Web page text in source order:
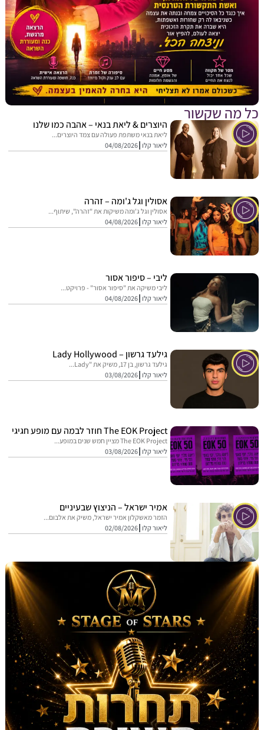
שקשור
היוצרים & ליאת בנאי – אהבה כמו שלנו
ליאת בנאי משתפת פעולה עם צמד היוצרים...
ליאור קלו 04/08/2026
אסולין וגל ג'ומה – זהרה
אסולין וגל ג'ומה משיקות את "זהרה", שיתוף...
ליאור קלו 04/08/2026
ליבי – סיפור אסור
ליבי משיקה את "סיפור אסור" - פרויקט...
ליאור קלו 04/08/2026
גילעד גרשון – Lady Hollywood
גילעד גרשון, בן 17, משיק את "Lady...
ליאור קלו 03/08/2026
The EOK Project חוזר לבמה עם מופע חגיגי
The EOK Project מציין חמש שנים במופע...
ליאור קלו 03/08/2026
אמיר ישראל – הניצוץ שבעיניים
הזמר מאשקלון אמיר ישראל, משיק את אלבום...
ליאור קלו 02/08/2026